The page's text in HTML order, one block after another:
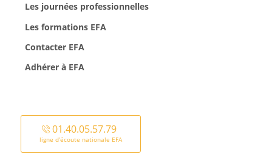
Les journées professionnelles
Les formations EFA
Contacter EFA
Adhérer à EFA
01.40.05.57.79
ligne d’écoute nationale EFA